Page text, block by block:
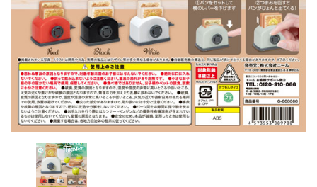
景品・玩具・文具
販促用カプセルトイ
よくあるご質問